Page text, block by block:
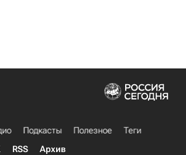
Подкасты Полезное
Теги
RSS Архив